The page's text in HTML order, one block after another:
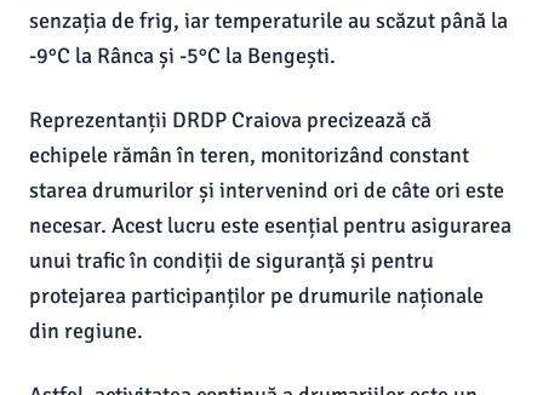
senzația de frig, iar temperaturile au scăzut până la
-9°C la Rânca și -5°C la Bengești.
Reprezentanții DRDP Craiova precizează că
echipele rămân în teren, monitorizând constant
starea drumurilor și intervenind ori de câte ori este
necesar. Acest lucru este esențial pentru asigurarea
unui trafic în condiții de siguranță și pentru
protejarea participanților pe drumurile naționale
din regiune.